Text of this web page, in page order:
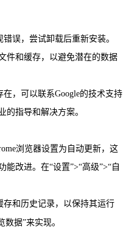
误，尝试卸载后重新安装。
件和缓存，以避免潜在的数据
，可以联系Google的技术支持
的指导和解决方案。
浏览器设置为自动更新，这
改进。在“设置”>“高级”>“自
存和历史记录，以保持其运行
据”来实现。